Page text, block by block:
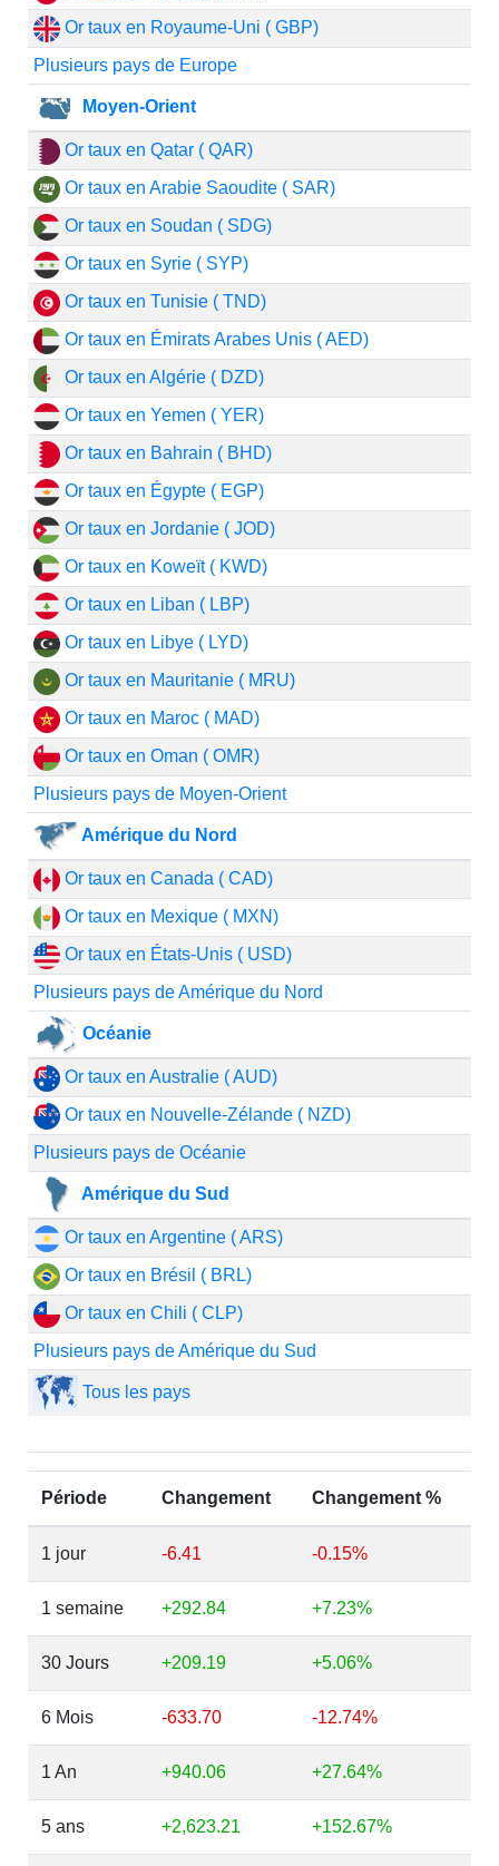
Or taux en Royaume-Uni ( GBP)
Plusieurs pays de Europe
Moyen-Orient
Or taux en Qatar ( QAR)
Or taux en Arabie Saoudite ( SAR)
Or taux en Soudan ( SDG)
Or taux en Syrie ( SYP)
Or taux en Tunisie ( TND)
Or taux en Émirats Arabes Unis ( AED)
Or taux en Algérie ( DZD)
Or taux en Yemen ( YER)
Or taux en Bahrain ( BHD)
Or taux en Égypte ( EGP)
Or taux en Jordanie ( JOD)
Or taux en Koweït ( KWD)
Or taux en Liban ( LBP)
Or taux en Libye ( LYD)
Or taux en Mauritanie ( MRU)
Or taux en Maroc ( MAD)
Or taux en Oman ( OMR)
Plusieurs pays de Moyen-Orient
Amérique du Nord
Or taux en Canada ( CAD)
Or taux en Mexique ( MXN)
Or taux en États-Unis ( USD)
Plusieurs pays de Amérique du Nord
Océanie
Or taux en Australie ( AUD)
Or taux en Nouvelle-Zélande ( NZD)
Plusieurs pays de Océanie
Amérique du Sud
Or taux en Argentine ( ARS)
Or taux en Brésil ( BRL)
Or taux en Chili ( CLP)
Plusieurs pays de Amérique du Sud
Tous les pays
Période Changement Changement %
1 jour -6.41 -0.15%
1 semaine +292.84 +7.23%
30 Jours +209.19 +5.06%
6 Mois -633.70 -12.74%
1 An +940.06 +27.64%
5 ans +2,623.21 +152.67%